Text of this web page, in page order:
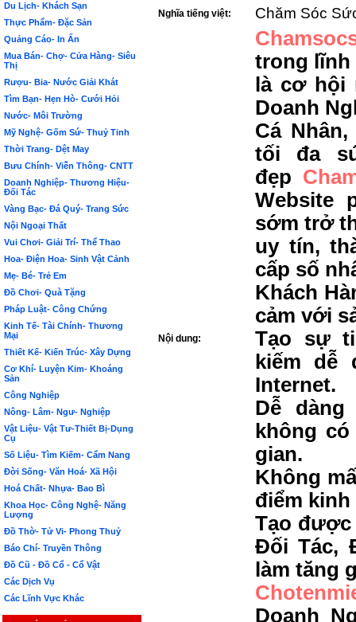
Du Lịch- Khách Sạn
Thực Phẩm- Đặc Sản
Quảng Cáo- In Ấn
Mua Bán- Chợ- Cửa Hàng- Siêu
Thị
Rượu- Bia- Nước Giải Khát
Tìm Bạn- Hẹn Hò- Cưới Hỏi
Nước- Môi Trường
Mỹ Nghệ- Gốm Sứ- Thuỷ Tinh
Thời Trang- Dệt May
Bưu Chính- Viễn Thông- CNTT
Doanh Nghiệp- Thương Hiệu-
Đối Tác
Vàng Bạc- Đá Quý- Trang Sức
Nội Ngoại Thất
Vui Chơi- Giải Trí- Thể Thao
Hoa- Điện Hoa- Sinh Vật Cảnh
Mẹ- Bé- Trẻ Em
Đồ Chơi- Quà Tặng
Pháp Luật- Công Chứng
Kinh Tế- Tài Chính- Thương
Mại
Thiết Kế- Kiến Trúc- Xây Dựng
Cơ Khí- Luyện Kim- Khoáng
Sản
Công Nghiệp
Nông- Lâm- Ngư- Nghiệp
Vật Liệu- Vật Tư-Thiết Bị-Dụng
Cụ
Số Liệu- Tìm Kiếm- Cẩm Nang
Đời Sống- Văn Hoá- Xã Hội
Hoá Chất- Nhựa- Bao Bì
Khoa Học- Công Nghệ- Năng
Lượng
Đồ Thờ- Tử Vi- Phong Thuỷ
Báo Chí- Truyền Thông
Đồ Cũ - Đồ Cổ - Cổ Vật
Các Dịch Vụ
Các Lĩnh Vực Khác
Nghĩa tiếng việt: Chăm Sóc
Nội dung:
trong lĩnh
là cơ hội
Doanh
Cá
tối đa
đẹp
Website
sớm trở
uy tín,
cấp số
Khách
cảm với
Tạo sự
kiếm dễ
Internet.
Dễ
không
gian.
Không
điểm kinh
Tạo được
Đối Tác,
làm tăng
Doanh